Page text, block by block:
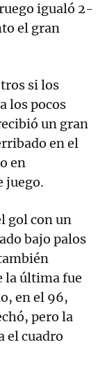
igualó 2-
el gran
si los
los pocos
un gran
en el
en
juego.
gol con un
bajo palos
la última fue
en el 96,
pero la
el cuadro